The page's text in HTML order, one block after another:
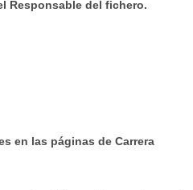
Responsable del fichero.
en las páginas de Carrera